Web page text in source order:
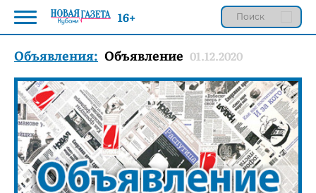
Объявления: Объявление 01.12.2020
16+